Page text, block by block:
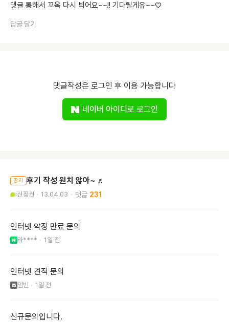
댓글 통해서 꼬옥 다시 뵈어요~~!! 기다릴게유~~♡
답글 달기
댓글작성은 로그인 후 이용 가능합니다
네이버 아이디로 로그인
공지 후기 작성 원치 않아~ ♬
신정권 13.04.03 231
인터넷 약정 만료 문의
라**** 1일 전
인터넷 견적 문의
엄빈 1일 전
신규문의입니다.